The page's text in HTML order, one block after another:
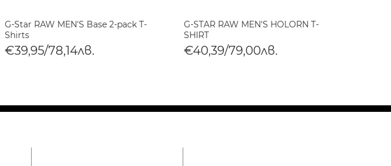
G-Star RAW MEN'S Base 2-pack T-
Shirts
€39,95/78,14лв.
G-STAR RAW MEN'S HOLORN T-
SHIRT
€40,39/79,00лв.